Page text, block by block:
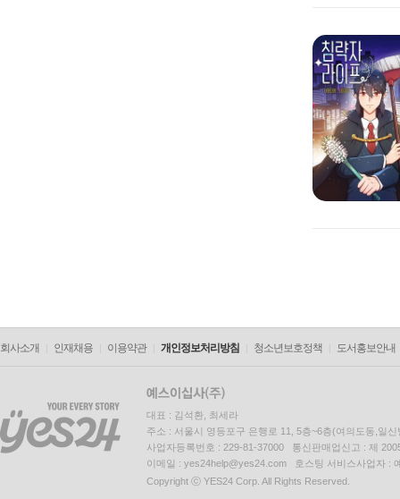
회사소개 인재채용 이용약관 개인정보처리방침 청소년보호정책 도서홍보안내
대표 : 김석환, 최세라
주소 : 서울시 영등포구 은행로 11, 5층~6층(여의도동,일신
사업자등록번호 : 229-81-37000 통신판매업신고 : 제
이메일 : yes24help@yes24.com 호스팅 서비스사업자 :
Copyright ⓒ YES24 Corp. All Rights Reserved.